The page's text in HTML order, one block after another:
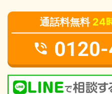
通話料無料 24